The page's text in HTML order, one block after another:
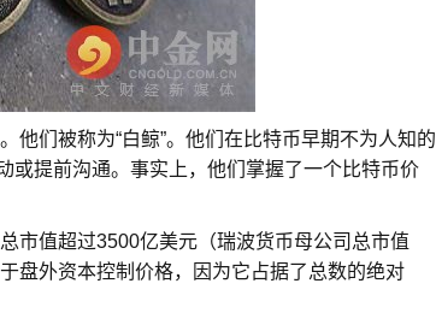
们被称为“白鲸”。他们在比特币早期不为人知的
或提前沟通。事实上，他们掌握了一个比特币价
市值超过3500亿美元（瑞波货币母公司总市值
盘外资本控制价格，因为它占据了总数的绝对